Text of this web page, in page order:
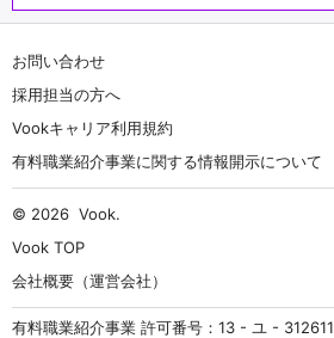
お問い合わせ
採用担当の方へ
Vookキャリア利用規約
有料職業紹介事業に関する情報開示について
© 2026 Vook.
Vook TOP
会社概要（運営会社）
有料職業紹介事業 許可番号：13 - ユ - 312611